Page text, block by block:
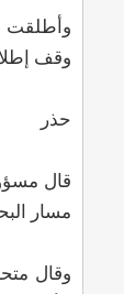
وقف إطلاق نار أوقف حربا
حذر
قال
مسار
وقال